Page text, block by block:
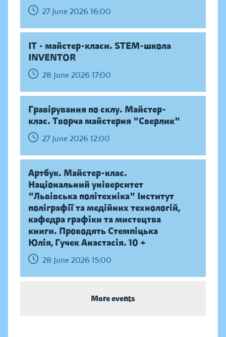
27 June 2026 16:00
IT - майстер-класи. STEM-школа
INVENTOR
28 June 2026 17:00
Гравірування по склу. Майстер-
клас. Творча майстерня "Сверлик"
27 June 2026 12:00
Артбук. Майстер-клас.
Національний університет
"Львівська політехніка" Інститут
поліграфії та медійних технологій,
кафедра графіки та мистецтва
книги. Проводять Стемпіцька
Юлія, Гучек Анастасія. 10 +
28 June 2026 15:00
More events